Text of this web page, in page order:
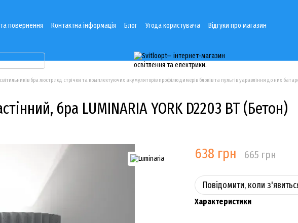
повернення Контактна інформація Блог Угода користувача Відгуки про магазин
бра люстр лед стрічки та комплектуючих акумуляторів профілю димерів блоків та пультів уаравління до них
бра LUMINARIA YORK D2203 BT (Бетон)
638 грн 665 грн
Повідомити, коли
Характеристики